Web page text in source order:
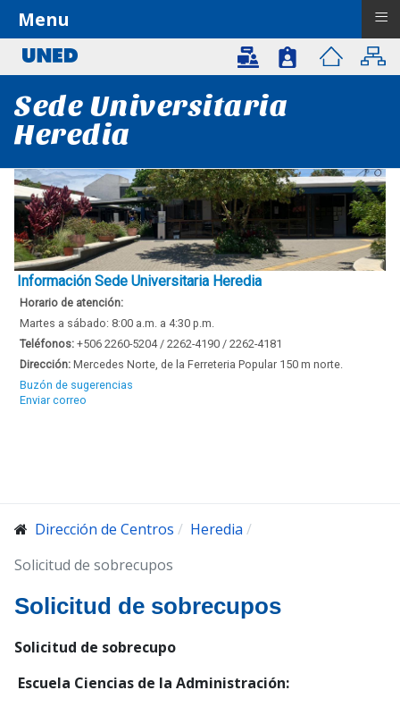
Sede Universitaria
Heredia
Información Sede Universitaria Heredia
Horario de atención:
Martes a sábado: 8:00 a.m. a 4:30 p.m.
Teléfonos: +506 2260-5204 / 2262-4190 / 2262-4181
Dirección: Mercedes Norte, de la Ferreteria Popular 150 m norte.
Buzón de sugerencias
Enviar correo
Dirección de Centros
Heredia
Solicitud de sobrecupos
Solicitud de sobrecupos
Solicitud de sobrecupo
Escuela Ciencias de la Administración:
Menu ≡